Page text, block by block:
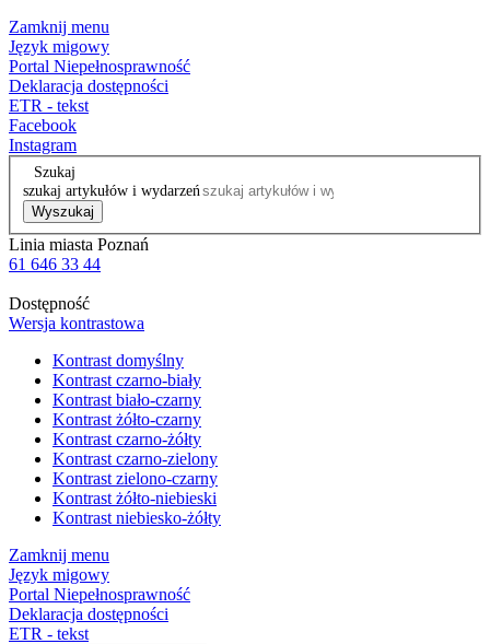
Zamknij menu
Język migowy
Portal Niepełnosprawność
Deklaracja dostępności
ETR - tekst
Facebook
Instagram
Szukaj
szukaj artykułów i wydarzeń
Wyszukaj
Linia miasta Poznań
61 646 33 44
Dostępność
Wersja kontrastowa
Kontrast domyślny
Kontrast czarno-biały
Kontrast biało-czarny
Kontrast żółto-czarny
Kontrast czarno-żółty
Kontrast czarno-zielony
Kontrast zielono-czarny
Kontrast żółto-niebieski
Kontrast niebiesko-żółty
Zamknij menu
Język migowy
Portal Niepełnosprawność
Deklaracja dostępności
ETR - tekst